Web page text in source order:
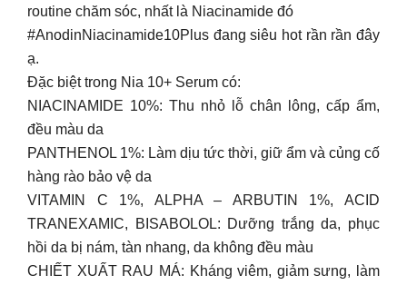
routine chăm sóc, nhất là Niacinamide đó
#AnodinNiacinamide10Plus đang siêu hot rần rần đây
ạ.
Đặc biệt trong Nia 10+ Serum có:
NIACINAMIDE 10%: Thu nhỏ lỗ chân lông, cấp ẩm,
đều màu da
PANTHENOL 1%: Làm dịu tức thời, giữ ẩm và củng cố
hàng rào bảo vệ da
VITAMIN C 1%, ALPHA – ARBUTIN 1%, ACID
TRANEXAMIC, BISABOLOL: Dưỡng trắng da, phục
hồi da bị nám, tàn nhang, da không đều màu
CHIẾT XUẤT RAU MÁ: Kháng viêm, giảm sưng, làm